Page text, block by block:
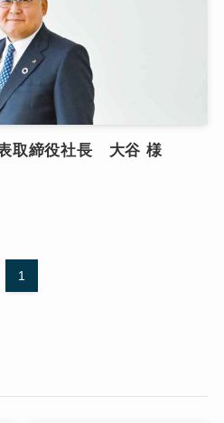
取締役社長 大谷 様
1